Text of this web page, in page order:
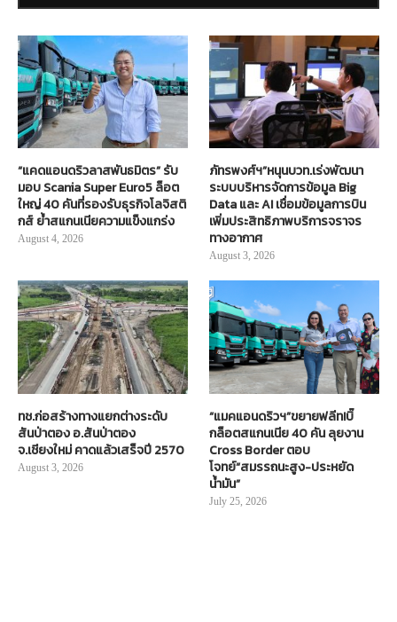
“แคดแอนดริวลาสพันธมิตร” รับ
มอบ Scania Super Euro5 ล็อต
ใหญ่ 40 คันที่รองรับธุรกิจโลจิสติ
กส์ ย้ำสแกนเนียความแข็งแกร่ง
August 4, 2026
ภัทรพงศ์ฯ”หนุนบวท.เร่งพัฒนา
ระบบบริหารจัดการข้อมูล Big
Data และ AI เชื่อมข้อมูลการบิน
เพิ่มประสิทธิภาพบริการจราจร
ทางอากาศ
August 3, 2026
ทช.ก่อสร้างทางแยกต่างระดับ
สันป่าตอง อ.สันป่าตอง
จ.เชียงใหม่ คาดแล้วเสร็จปี 2570
August 3, 2026
“แมคแอนดริวฯ”ขยายฟลีท!บิ๊
กล็อตสแกนเนีย 40 คัน ลุยงาน
Cross Border ตอบ
โจทย์“สมรรถนะสูง-ประหยัด
น้ำมัน”
July 25, 2026